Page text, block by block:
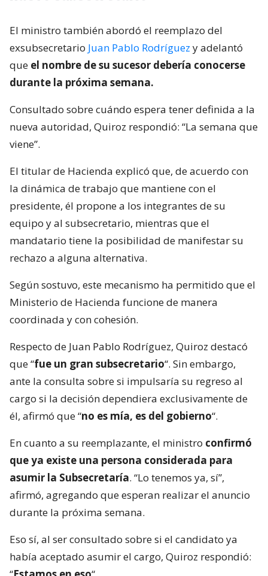
El ministro también abordó el reemplazo del
exsubsecretario Juan Pablo Rodríguez y adelantó
que el nombre de su sucesor debería conocerse
durante la próxima semana.
Consultado sobre cuándo espera tener definida a la
nueva autoridad, Quiroz respondió: “La semana que
viene”.
El titular de Hacienda explicó que, de acuerdo con
la dinámica de trabajo que mantiene con el
presidente, él propone a los integrantes de su
equipo y al subsecretario, mientras que el
mandatario tiene la posibilidad de manifestar su
rechazo a alguna alternativa.
Según sostuvo, este mecanismo ha permitido que el
Ministerio de Hacienda funcione de manera
coordinada y con cohesión.
Respecto de Juan Pablo Rodríguez, Quiroz destacó
que “fue un gran subsecretario“. Sin embargo,
ante la consulta sobre si impulsaría su regreso al
cargo si la decisión dependiera exclusivamente de
él, afirmó que “no es mía, es del gobierno“.
En cuanto a su reemplazante, el ministro confirmó
que ya existe una persona considerada para
asumir la Subsecretaría. “Lo tenemos ya, sí”,
afirmó, agregando que esperan realizar el anuncio
durante la próxima semana.
Eso sí, al ser consultado sobre si el candidato ya
había aceptado asumir el cargo, Quiroz respondió: